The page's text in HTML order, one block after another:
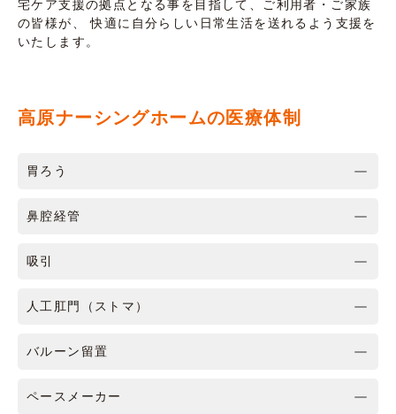
宅ケア支援の拠点となる事を目指して、ご利用者・ご家族
の皆様が、 快適に自分らしい日常生活を送れるよう支援を
いたします。
高原ナーシングホームの医療体制
胃ろう
鼻腔経管
吸引
人工肛門（ストマ）
バルーン留置
ペースメーカー